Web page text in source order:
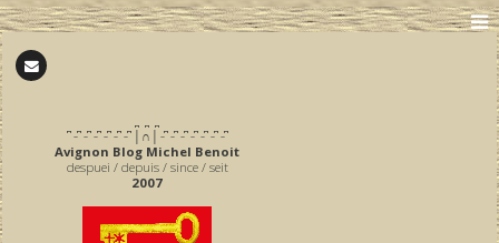
͆ ̵ ͆ ̵ ͆ ̵ ͆ ̵ ͆ ̵ ͆ ̵ ͆ │∩│ ̵ ͆ ̵ ͆ ̵ ͆ ̵ ͆ ̵ ͆ ̵ ͆ ̵ ͆
Avignon Blog Michel Benoit
despuei / depuis / since / seit
2007